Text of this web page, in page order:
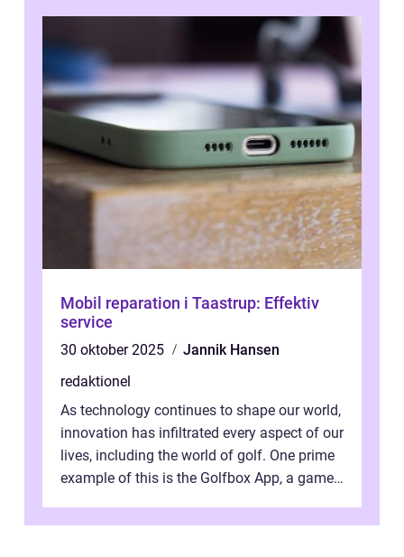
Mobil reparation i Taastrup: Effektiv
service
30 oktober 2025
Jannik Hansen
redaktionel
As technology continues to shape our world,
innovation has infiltrated every aspect of our
lives, including the world of golf. One prime
example of this is the Golfbox App, a game-